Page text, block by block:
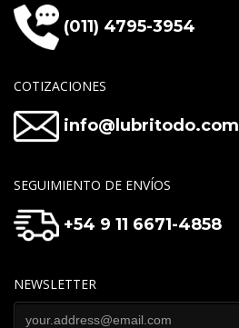
(011) 4795-3954
COTIZACIONES
info@lubritodo.com
SEGUIMIENTO DE ENVÍOS
+54 9 11 6671-4858
NEWSLETTER